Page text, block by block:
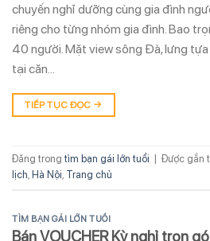
chuyến nghỉ dưỡng cùng gia đình
riêng cho từng nhóm gia đình. Bao
40 người. Mặt view sông Đà, lưng tựa
tại căn…
TIẾP TỤC ĐỌC →
Đăng trong tìm bạn gái lớn tuổi Được gắn
lịch Hà Nội Trang chủ
TÌM BẠN GÁI LỚN TUỔI
Bán VOUCHER Kỳ nghỉ trọn